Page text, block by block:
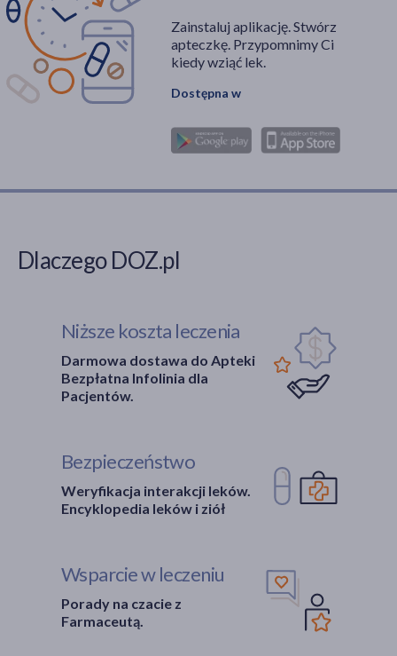
Zainstaluj aplikację. Stwórz
apteczkę. Przypomnimy Ci
kiedy wziąć lek.
Dostępna w
Dlaczego DOZ.pl
Niższe koszta leczenia
Darmowa dostawa do Apteki
Bezpłatna Infolinia dla
Pacjentów.
Bezpieczeństwo
Weryfikacja interakcji leków.
Encyklopedia leków i ziół
Wsparcie w leczeniu
Porady na czacie z
Farmaceutą.